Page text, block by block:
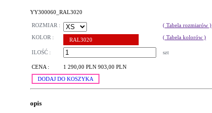
YY300060_RAL3020
ROZMIAR :
( Tabela rozmiarów )
KOLOR :
RAL3020 ( Tabela kolorów )
ILOŚĆ : szt
CENA : 1 290,00 PLN 903,00 PLN
DODAJ DO KOSZYKA
opis